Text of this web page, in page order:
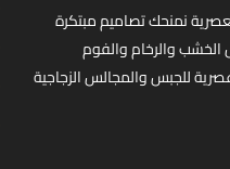
نمنحك تصاميم مبتكرة
الخشب والرخام والفوم
للجبس والمجالس الزجاجية